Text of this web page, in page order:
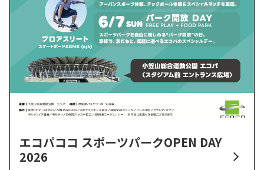
エコパココ スポーツパークOPEN DAY
2026